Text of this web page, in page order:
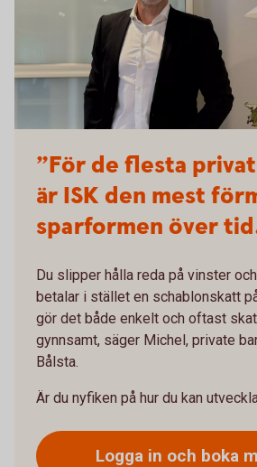
”För de flesta
är ISK den mest
sparformen över
Du slipper hålla reda på vinster
betalar i stället en schablonskatt
gör det både enkelt och oftast
gynnsamt, säger Michel, private
Bålsta.
Är du nyfiken på hur du kan
Logga in och boka